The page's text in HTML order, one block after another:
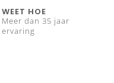
WEET HOE
Meer dan 35 jaar
ervaring